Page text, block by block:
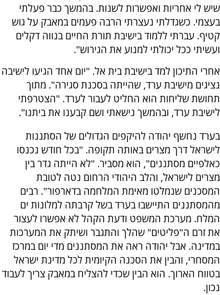
שיש לי אחריות ואפשרות לשנות. בהמשך כבר פעלתי
בעצמי. כשגדלתי נעצרתי הרבה פעמים במאבק על גוש
קטיף. עברתי ללמוד בישיבת תורת החיים בנווה דקלים
ועשיתי ככל יכולתי למנוע את הגירוש".
אחרי התיכון למד בישיבת בית אל. "יום אחד הגיעו לישיבה
נציגים מישיבת ערד, שהייתה בסכנת סגירה". מתוך
תחושת שליחות הוא החליט לעבור לערד. "הצטרפתי
לישיבת ערד, ובהמשך נישאתי ושם קבענו את ביתנו".
בערד נחשף יהודה להיקפים הגדולים של הסתננות
לישראל דרך מצרים באותה תקופה. "בכל חודש נכנסו
כאלפיים מסתננים", הוא מסביר. "לא הייתה גדר בין
מצרים לישראל, והלב היהודי הרחום נטה לטובת
המסכנים שנמלטו מאימת המלחמה בדארפור". רבים
מהמסתננים התיישבו בערד בשל קרבתה למלונות ים
המלח. מערכת המשפט ודעת הקהל לא אפשרו לעצור
את זרם ה"פליטים" שהלך והתגבר ושיתק את המערכות
במדינה. אבל יהודה ראה את המסתננים מדי יום במרכז
המסחרי, והבין את הסכנה הקיומית לכל מדינת ישראל
בטווח הארוך. הוא הבין שכדי להצליח במאבק צריך לעבוד
נכון.